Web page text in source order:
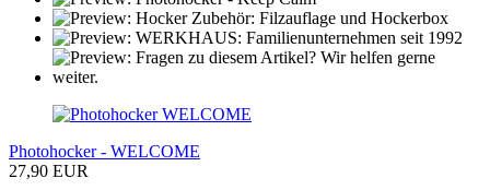
Photohocker - WELCOME
27,90 EUR